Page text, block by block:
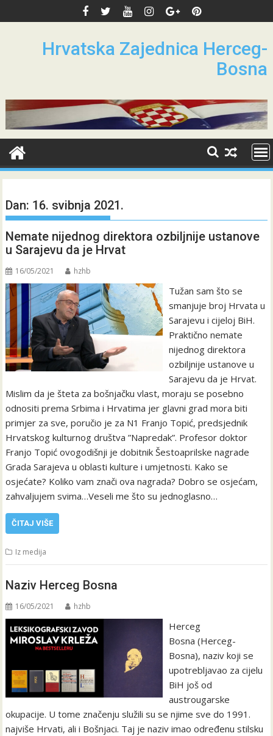
to
Hrvatska Zajednica Herceg-
Bosna
Dan: 16. svibnja 2021.
Nemate nijednog direktora ozbiljnije ustanove
u Sarajevu da je Hrvat
16/05/2021 hzhb
Tužan sam što se
smanjuje broj Hrvata u
Sarajevu i cijeloj BiH.
Praktično nemate
nijednog direktora
ozbiljnije ustanove u
Sarajevu da je Hrvat.
Mislim da je šteta za bošnjačku vlast, moraju se posebno
odnositi prema Srbima i Hrvatima jer glavni grad mora biti
primjer za sve, poručio je za N1 Franjo Topić, predsjednik
Hrvatskog kulturnog društva ”Napredak”. Profesor doktor
Franjo Topić ovogodišnji je dobitnik Šestoaprilske nagrade
Grada Sarajeva u oblasti kulture i umjetnosti. Kako se
osjećate? Koliko vam znači ova nagrada? Dobro se osjećam,
zahvaljujem svima…Veseli me što su jednoglasno…
ČITAJ VIŠE
Iz medija
Naziv Herceg Bosna
16/05/2021 hzhb
Herceg
Bosna (Herceg-
Bosna), naziv koji se
upotrebljavao za cijelu
BiH još od
austrougarske
okupacije. U tome značenju služili su se njime sve do 1991.
najviše Hrvati, ali i Bošnjaci. Taj je naziv imao određenu stilsku